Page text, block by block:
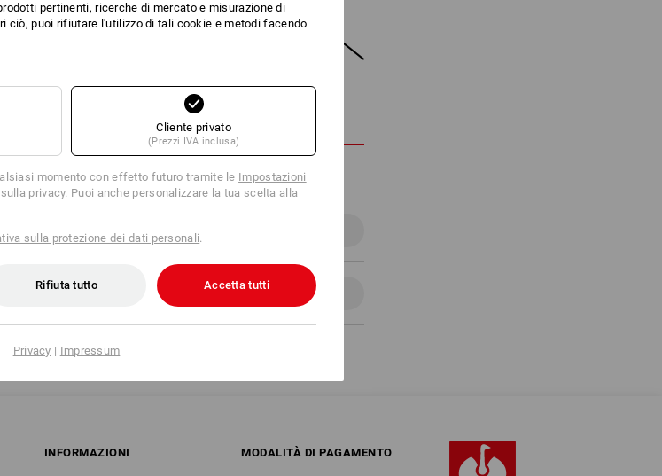
Dettagli
scorte!
INFORMAZIONI MODALITÀ DI PAGAMENTO
pertinenti, ricerche di mercato e misurazione di
ciò, puoi rifiutare l'utilizzo di tali cookie e metodi facendo
Cliente privato
(Prezzi IVA inclusa)
momento con effetto futuro tramite le Impostazioni
privacy. Puoi anche personalizzare la tua scelta alla
sulla protezione dei dati personali.
Rifiuta tutto Accetta tutti
Privacy | Impressum